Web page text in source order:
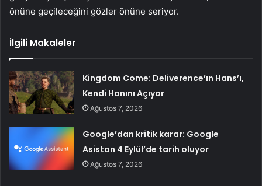
önüne geçileceğini gözler önüne seriyor.
İlgili Makaleler
Kingdom Come: Deliverence’ın Hans’ı,
Kendi Hanını Açıyor
Ağustos 7, 2026
Google’dan kritik karar: Google
Asistan 4 Eylül’de tarih oluyor
Ağustos 7, 2026